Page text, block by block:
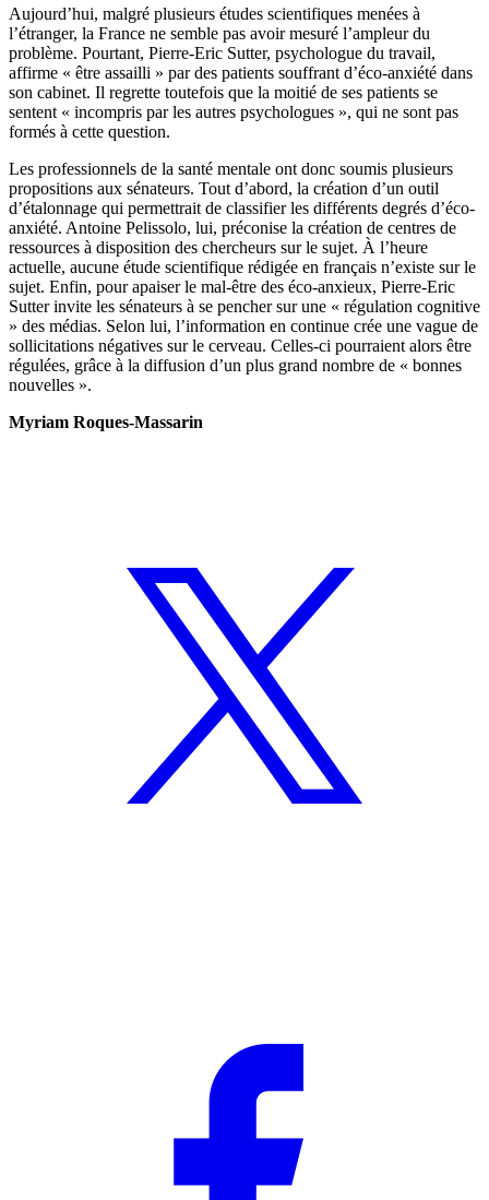
Aujourd’hui, malgré plusieurs études scientifiques menées à
l’étranger, la France ne semble pas avoir mesuré l’ampleur du
problème. Pourtant, Pierre-Eric Sutter, psychologue du travail,
affirme « être assailli » par des patients souffrant d’éco-anxiété dans
son cabinet. Il regrette toutefois que la moitié de ses patients se
sentent « incompris par les autres psychologues », qui ne sont pas
formés à cette question.
Les professionnels de la santé mentale ont donc soumis plusieurs
propositions aux sénateurs. Tout d’abord, la création d’un outil
d’étalonnage qui permettrait de classifier les différents degrés d’éco-
anxiété. Antoine Pelissolo, lui, préconise la création de centres de
ressources à disposition des chercheurs sur le sujet. À l’heure
actuelle, aucune étude scientifique rédigée en français n’existe sur le
sujet. Enfin, pour apaiser le mal-être des éco-anxieux, Pierre-Eric
Sutter invite les sénateurs à se pencher sur une « régulation cognitive
» des médias. Selon lui, l’information en continue crée une vague de
sollicitations négatives sur le cerveau. Celles-ci pourraient alors être
régulées, grâce à la diffusion d’un plus grand nombre de « bonnes
nouvelles ».
Myriam Roques-Massarin